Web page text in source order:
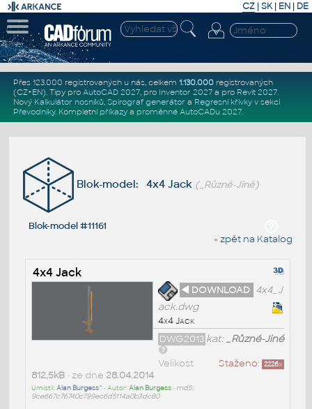
CZ | SK| EN | DE
Přes 123.000 registrovaných u nás, celkem 1.130.000registrovaných
(CZ+EN). Tipy pro AutoCAD 2027, pro Inventor 2027a pro Revit 2027.
Nový Kalkulátor nosníků, Spirograf generátor a Regresní křivkyv sekci
Převodníky. Kompletní příkazya proměnné AutoCADu 2027.
Blok-model: 4x4 Jack (_Různé-Jiné)
Blok-model #11161
« zpět na Katalog
4x4 Jack
◄ DOWNLOAD 4x4_J
ack.dwg
4x4 Jack
kat:_Různé-Jiné
DWG2013
Staženo: 2226x
Velikost
812,5kB• ze dne 28.04.2014
Umístil:Alan Burgess^ • Autor:Alan Burgess• md5:
9ce667c76740c799ec6d5114a0b3dc80